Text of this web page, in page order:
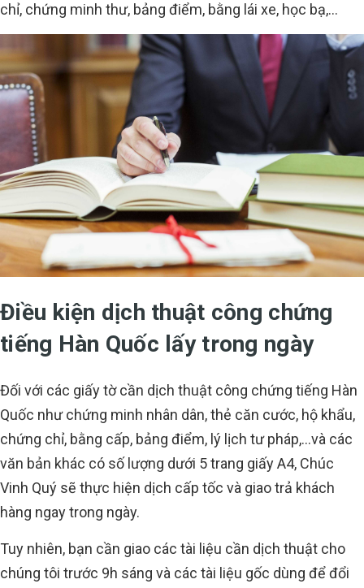
chỉ, chứng minh thư, bảng điểm, bằng lái xe, học bạ,...
Điều kiện dịch thuật công chứng
tiếng Hàn Quốc lấy trong ngày
Đối với các giấy tờ cần dịch thuật công chứng tiếng Hàn
Quốc như chứng minh nhân dân, thẻ căn cước, hộ khẩu,
chứng chỉ, bằng cấp, bảng điểm, lý lịch tư pháp,...và các
văn bản khác có số lượng dưới 5 trang giấy A4, Chúc
Vinh Quý sẽ thực hiện dịch cấp tốc và giao trả khách
hàng ngay trong ngày.
Tuy nhiên, bạn cần giao các tài liệu cần dịch thuật cho
chúng tôi trước 9h sáng và các tài liệu gốc dùng để đổi